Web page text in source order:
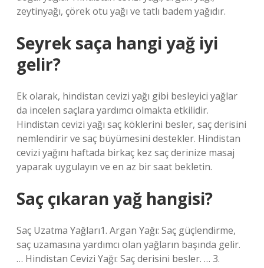
zeytinyağı, çörek otu yağı ve tatlı badem yağıdır.
Seyrek saça hangi yağ iyi
gelir?
Ek olarak, hindistan cevizi yağı gibi besleyici yağlar
da incelen saçlara yardımcı olmakta etkilidir.
Hindistan cevizi yağı saç köklerini besler, saç derisini
nemlendirir ve saç büyümesini destekler. Hindistan
cevizi yağını haftada birkaç kez saç derinize masaj
yaparak uygulayın ve en az bir saat bekletin.
Saç çıkaran yağ hangisi?
Saç Uzatma Yağları1. Argan Yağı: Saç güçlendirme,
saç uzamasına yardımcı olan yağların başında gelir.
… Hindistan Cevizi Yağı: Saç derisini besler. … 3.